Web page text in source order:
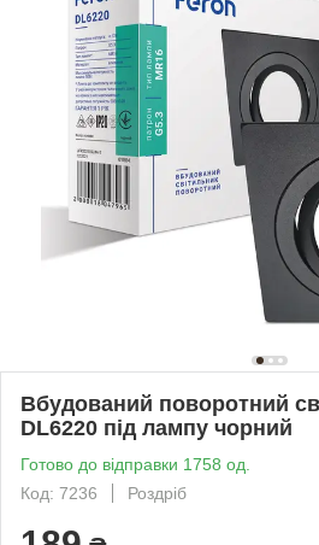
Вбудований поворотний
DL6220 під лампу чорний
Готово до відправки 1758 од.
Код: 7236
Роздріб